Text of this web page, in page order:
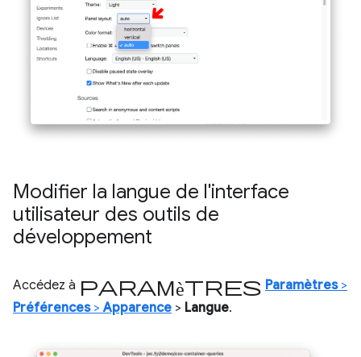
Modifier la langue de l'interface
utilisateur des outils de
développement
Accédez à Paramètres Paramètres>
Préférences>Apparence > Langue.